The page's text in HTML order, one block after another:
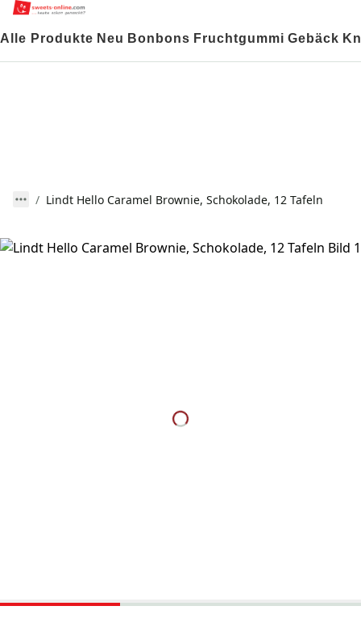
Alle Produkte Neu Bonbons Fruchtgummi Gebäck
Lindt Hello Caramel Brownie, Schokolade, 12 Tafeln